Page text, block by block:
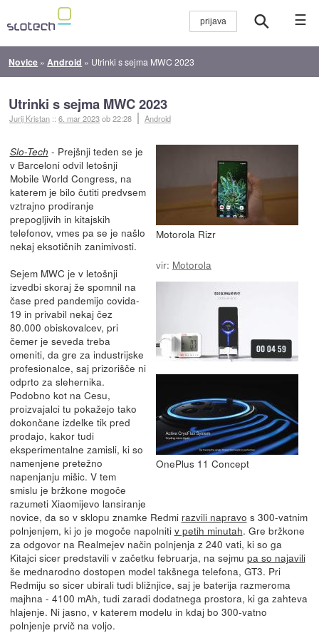
☰
Novice » Android » Utrinki s sejma MWC 2023
Utrinki s sejma MWC 2023
Jurij Kristan ::6. mar 2023ob 22:28 Android
Motorola Rizr
vir: Motorola
OnePlus 11 Concept
Slo-Tech - Prejšnji teden se je
v Barceloni odvil letošnji
Mobile World Congress, na
katerem je bilo čutiti predvsem
vztrajno prodiranje
prepogljivih in kitajskih
telefonov, vmes pa se je našlo
nekaj eksotičnih zanimivosti.
Sejem MWC je v letošnji
izvedbi skoraj že spomnil na
čase pred pandemijo covida-
19 in privabil nekaj čez
80.000 obiskovalcev, pri
čemer je seveda treba
omeniti, da gre za industrijske
profesionalce, saj prizorišče ni
odprto za slehernika.
Podobno kot na Cesu,
proizvajalci tu pokažejo tako
dokončane izdelke tik pred
prodajo, kakor tudi
eksperimentalne zamisli, ki so
namenjene pretežno
napenjanju mišic. V tem
smislu je bržkone mogoče
razumeti Xiaomijevo lansiranje
novice, da so v sklopu znamke Redmi razvili napravo s 300-vatnim
polnjenjem, ki jo je mogoče napolniti v petih minutah. Gre bržkone
za odgovor na Realmejev način polnjenja z 240 vati, ki so ga
Kitajci sicer predstavili v začetku februarja, na sejmu pa so najavili
še mednarodno dostopen model takšnega telefona, GT3. Pri
Redmiju so sicer ubirali tudi bližnjice, saj je baterija razmeroma
majhna - 4100 mAh, tudi zaradi dodatnega prostora, ki ga zahteva
hlajenje. Ni jasno, v katerem modelu in kdaj bo 300-vatno
polnjenje prvič na voljo.